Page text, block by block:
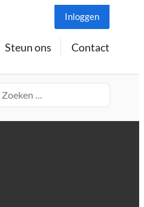
Inloggen
Steun ons Contact
Zoeken
naar: